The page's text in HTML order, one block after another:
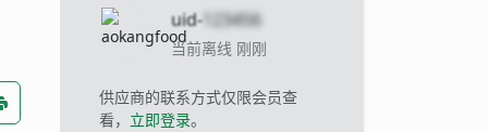
uid-123456
当前离线 刚刚
供应商的联系方式仅限会员查
看， 立即登录。